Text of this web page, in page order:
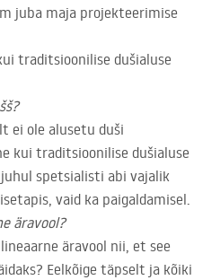
juba maja projekteerimise
traditsioonilise dušialuse
ei ole alusetu duši
kui traditsioonilise dušialuse
spetsialisti abi vajalik
vaid ka paigaldamisel.
äravool?
äravool nii, et see
Eelkõige täpselt ja kõiki